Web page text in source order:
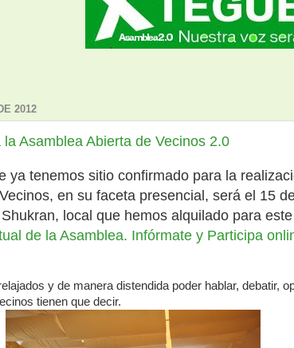
2012
Asamblea Abierta de Vecinos 2.0
ya tenemos sitio confirmado para la
en su faceta presencial, será el 15
local que hemos alquilado para
de la Asamblea. Infórmate y Participa
y de manera distendida poder hablar, debatir,
tienen que decir.